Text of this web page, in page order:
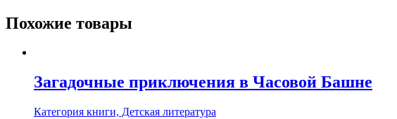
Похожие товары
Загадочные приключения в Часовой Башне
Категория книги, Детская литература